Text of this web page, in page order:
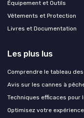
Équipement et Outils
Vêtements et Protection
Livres et Documentation
Les plus lus
Comprendre le tableau
Avis sur les cannes à
Techniques efficaces pour
Optimisez votre